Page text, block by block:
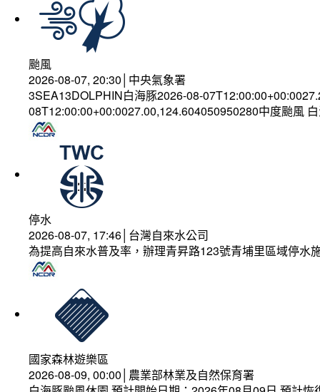
颱風
2026-08-07, 20:30│中央氣象署
3SEA13DOLPHIN白海豚2026-08-
08T12:00:00+00:0027.00,124.604050950280中度颱風
停水
2026-08-07, 17:46│台灣自來水公司
為提高自來水普及率，辦理青昇路123號青埔里區域停水
國家森林遊樂區
2026-08-09, 00:00│農業部林業及自然保育署